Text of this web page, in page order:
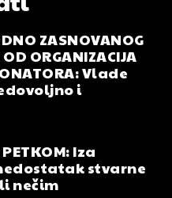
ZASNOVANOG
ORGANIZACIJA
Vlade
i
Iza
stvarne
nečim